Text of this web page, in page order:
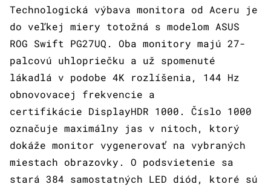
Technologická výbava monitora od Aceru je
do veľkej miery totožná s modelom ASUS
ROG Swift PG27UQ. Oba monitory majú 27-
palcovú uhlopriečku a už spomenuté
lákadlá v podobe 4K rozlíšenia, 144 Hz
obnovovacej frekvencie a
certifikácie DisplayHDR 1000. Číslo 1000
označuje maximálny jas v nitoch, ktorý
dokáže monitor vygenerovať na vybraných
miestach obrazovky. O podsvietenie sa
stará 384 samostatných LED diód, ktoré sú